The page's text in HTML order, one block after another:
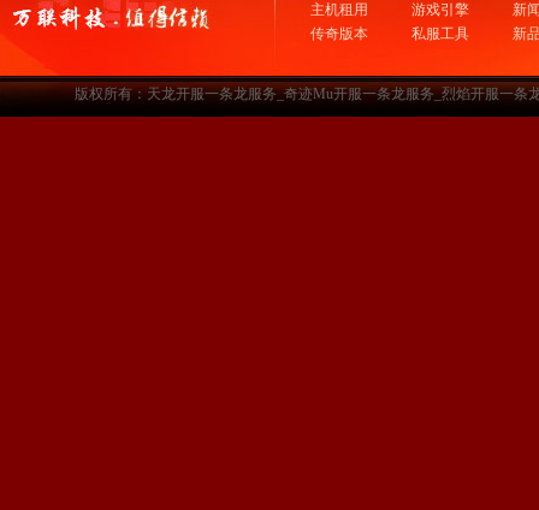
主机租用
传奇版本
游戏引擎
私服工具
新
新
版权所有：天龙开服一条龙服务_奇迹Mu开服一条龙服务_烈焰开服一条